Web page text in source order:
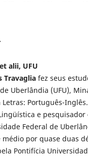
alii, UFU
Travaglia fez seus
Uberlândia (UFU),
Português-
e
Federal de
por quase duas
Pontifícia